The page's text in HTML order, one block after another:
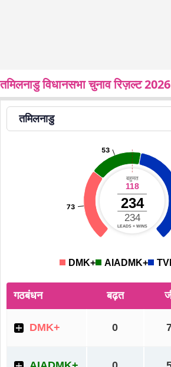
तमिलनाडु विधानसभा चुनाव रिज़ल्ट 2026